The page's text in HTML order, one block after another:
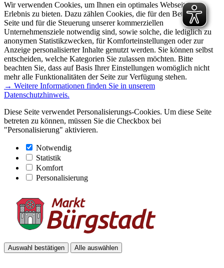
Wir verwenden Cookies, um Ihnen ein optimales Webseiten-
Erlebnis zu bieten. Dazu zählen Cookies, die für den Betrieb der
Seite und für die Steuerung unserer kommerziellen
Unternehmensziele notwendig sind, sowie solche, die lediglich zu
anonymen Statistikzwecken, für Komforteinstellungen oder zur
Anzeige personalisierter Inhalte genutzt werden. Sie können selbst
entscheiden, welche Kategorien Sie zulassen möchten. Bitte
beachten Sie, dass auf Basis Ihrer Einstellungen womöglich nicht
mehr alle Funktionalitäten der Seite zur Verfügung stehen.
→ Weitere Informationen finden Sie in unserem
Datenschutzhinweis.
Diese Seite verwendet Personalisierungs-Cookies. Um diese Seite
betreten zu können, müssen Sie die Checkbox bei
"Personalisierung" aktivieren.
Notwendig
Statistik
Komfort
Personalisierung
Auswahl bestätigen Alle auswählen